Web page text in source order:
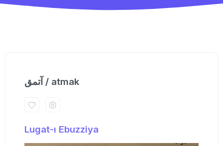
آتمق / atmak
Lugat-ı Ebuzziya